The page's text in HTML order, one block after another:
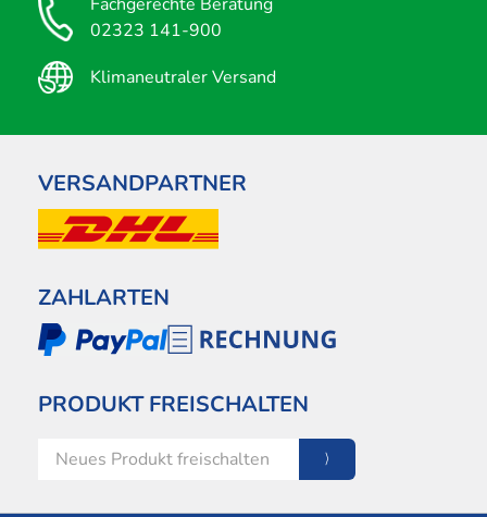
02323 141-900
Klimaneutraler Versand
VERSANDPARTNER
ZAHLARTEN
PRODUKT FREISCHALTEN